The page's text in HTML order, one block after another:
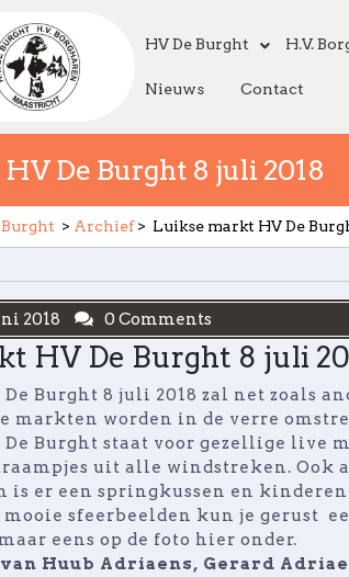
HV De Burght H.V.
Nieuws Contact
De Burght 8 juli 2018
> Archief> Luikse markt HV De
2018 0 Comments
HV De Burght 8 juli
Burght 8 juli 2018 zal net zoals
markten worden in de verre
Burght staat voor gezellige live
uit alle windstreken. Ook
is er een springkussen en
sfeerbeelden kun je gerust
eens op de foto hier onder.
Huub Adriaens, Gerard